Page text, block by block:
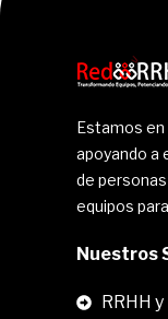
Estamos
apoyando a
de
equipos
Nuestros
RRHH